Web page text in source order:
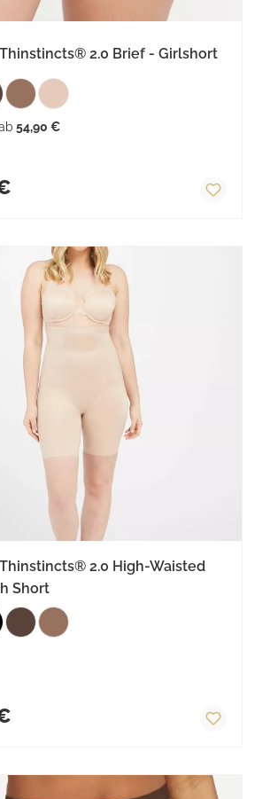
Thinstincts® 2.0 Brief - Girlshort
54,90 €
Thinstincts® 2.0 High-Waisted
Short